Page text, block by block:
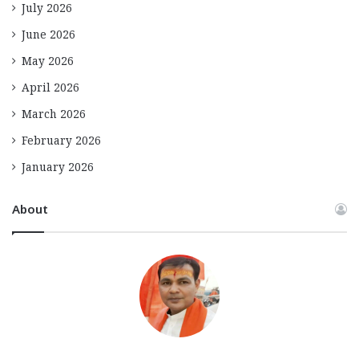
July 2026
June 2026
May 2026
April 2026
March 2026
February 2026
January 2026
About